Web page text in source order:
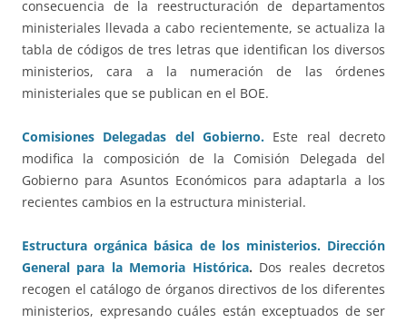
consecuencia de la reestructuración de departamentos
ministeriales llevada a cabo recientemente, se actualiza la
tabla de códigos de tres letras que identifican los diversos
ministerios, cara a la numeración de las órdenes
ministeriales que se publican en el BOE.
Comisiones Delegadas del Gobierno. Este real decreto
modifica la composición de la Comisión Delegada del
Gobierno para Asuntos Económicos para adaptarla a los
recientes cambios en la estructura ministerial.
Estructura orgánica básica de los ministerios. Dirección
General para la Memoria Histórica. Dos reales decretos
recogen el catálogo de órganos directivos de los diferentes
ministerios, expresando cuáles están exceptuados de ser